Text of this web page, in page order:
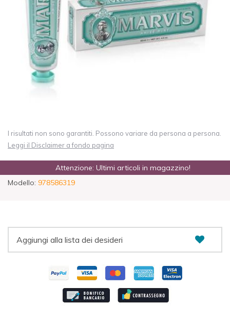
I risultati non sono garantiti. Possono variare da persona a persona.
Leggi il Disclaimer a fondo pagina
Attenzione: Ultimi articoli in magazzino!
Modello: 978586319
Aggiungi alla lista dei desideri